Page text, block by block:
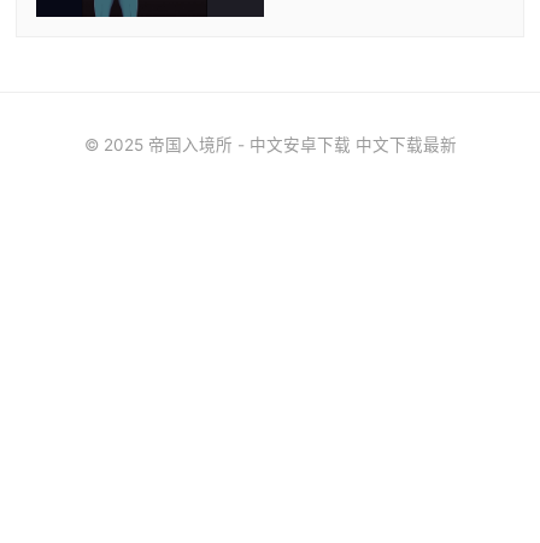
© 2025 帝国入境所 - 中文安卓下载 中文下载最新